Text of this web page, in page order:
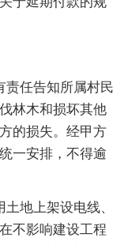
任告知所属村民
林木和损坏其他
的损失。经甲方
一安排，不得逾
地上架设电线、
不影响建设工程